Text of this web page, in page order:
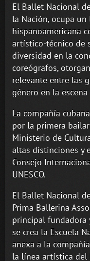
El Ballet Nacional
la Nación, ocupa
hispanoamericana
artístico-técnico de
diversidad en la
coreógrafos,
relevante entre las
género en la
La compañía
por la primera
Ministerio de
altas distinciones y
Consejo
UNESCO.
El Ballet Nacional
Prima Ballerina
principal fundadora
se crea la Escuela
anexa a la
la línea artística del